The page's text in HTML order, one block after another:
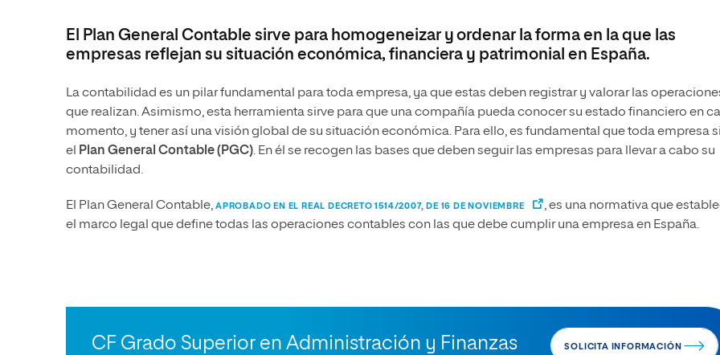
con especialidad en Python
El Plan General Contable sirve para homogeneizar y ordenar la forma en la que las
empresas reflejan su situación económica, financiera y patrimonial en España.
La contabilidad es un pilar fundamental para toda empresa, ya que estas deben registrar y valorar las
que realizan. Asimismo, esta herramienta sirve para que una compañía pueda conocer su estado financiero en
momento, y tener así una visión global de su situación económica. Para ello, es fundamental que toda empresa
el
Plan General Contable (PGC). En él se recogen las bases que deben seguir las empresas para llevar a cabo su
contabilidad.
El Plan General Contable, APROBADO EN EL REAL DECRETO 1514/2007, DE 16 DE NOVIEMBRE
, es una normativa que
el marco legal que define todas las operaciones contables con las que debe cumplir una empresa en España.
CF Grado Superior en Administración y Finanzas SOLICITA INFORMACIÓN